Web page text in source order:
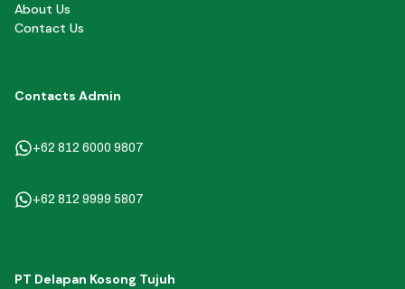
About Us
Contact Us
Contacts Admin
+62 812 6000 9807
+62 812 9999 5807
PT Delapan Kosong Tujuh